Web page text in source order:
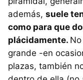
además, suele
como para que
plácidamente.
grande -en
plazas, también